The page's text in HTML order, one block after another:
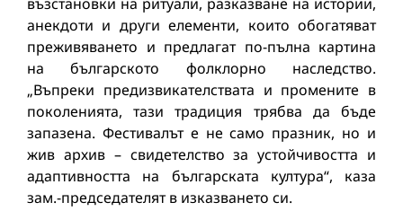
анекдоти и други елементи, които обогатяват
преживяването и предлагат по-пълна картина
на българското фолклорно наследство.
„Въпреки предизвикателствата и промените в
поколенията, тази традиция трябва да бъде
запазена. Фестивалът е не само празник, но и
жив архив – свидетелство за устойчивостта и
адаптивността на българската култура“, каза
зам.-председателят в изказването си.